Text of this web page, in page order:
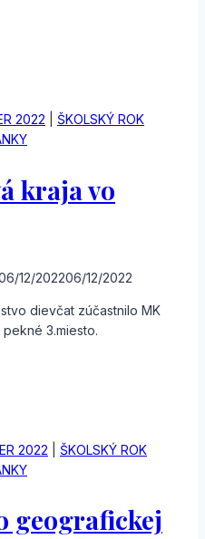
2022
ŠKOLSKÝ ROK
kraja vo
12/202206/12/2022
dievčat zúčastnilo MK
3.miesto.
2022
ŠKOLSKÝ ROK
geografickej